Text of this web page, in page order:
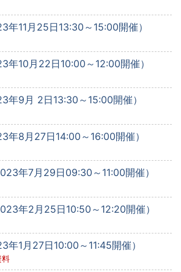
年11月25日13:30～15:00開催）
年10月22日10:00～12:00開催）
年9月 2日13:30～15:00開催）
年8月27日14:00～16:00開催）
年7月29日09:30～11:00開催）
年2月25日10:50～12:20開催）
年1月27日10:00～11:45開催）
料